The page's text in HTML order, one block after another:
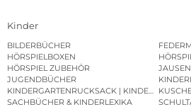
Kinder
BILDERBÜCHER
HÖRSPIELBOXEN
HÖRSPIEL ZUBEHÖR
JUGENDBÜCHER
KINDERGARTENRUCKSACK |
SACHBÜCHER & KINDERLEXIKA